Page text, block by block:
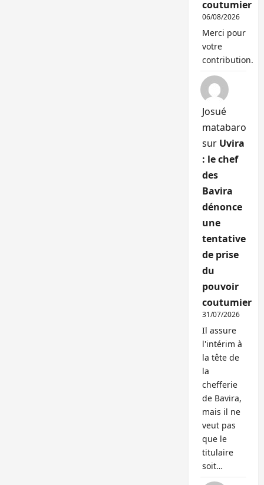
coutumier
06/08/2026
Merci pour
votre
contribution.
Josué
matabaro
sur Uvira
: le chef
des
Bavira
dénonce
une
tentative
de prise
du
pouvoir
coutumier
31/07/2026
Il assure
l'intérim à
la tête de
la
chefferie
de Bavira,
mais il ne
veut pas
que le
titulaire
soit…